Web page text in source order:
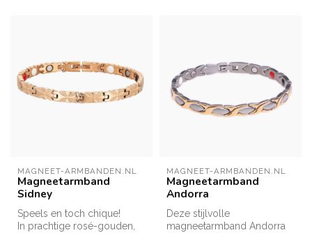
MAGNEET-ARMBANDEN.NL
Magneetarmband
Sidney
Speels en toch chique!
In prachtige rosé-gouden,
MAGNEET-ARMBANDEN.NL
Magneetarmband
Andorra
Deze stijlvolle
magneetarmband Andorra